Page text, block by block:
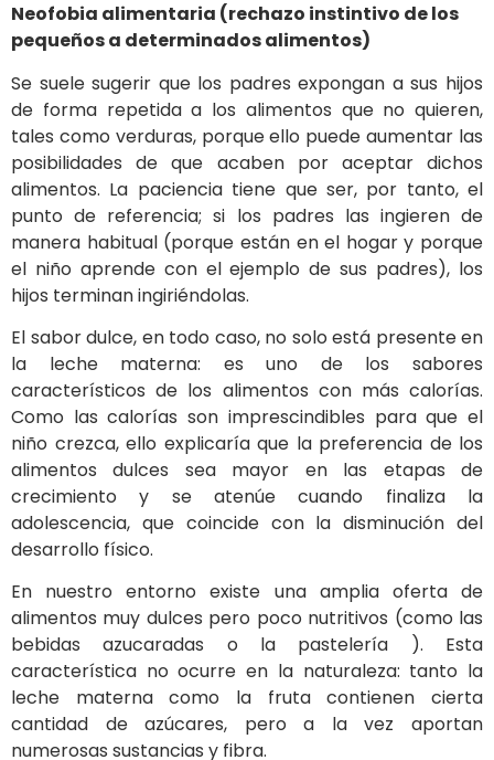
Neofobia alimentaria (rechazo instintivo de los
pequeños a determinados alimentos)
Se suele sugerir que los padres expongan a sus hijos
de forma repetida a los alimentos que no quieren,
tales como verduras, porque ello puede aumentar las
posibilidades de que acaben por aceptar dichos
alimentos. La paciencia tiene que ser, por tanto, el
punto de referencia; si los padres las ingieren de
manera habitual (porque están en el hogar y porque
el niño aprende con el ejemplo de sus padres), los
hijos terminan ingiriéndolas.
El sabor dulce, en todo caso, no solo está presente en
la leche materna: es uno de los sabores
característicos de los alimentos con más calorías.
Como las calorías son imprescindibles para que el
niño crezca, ello explicaría que la preferencia de los
alimentos dulces sea mayor en las etapas de
crecimiento y se atenúe cuando finaliza la
adolescencia, que coincide con la disminución del
desarrollo físico.
En nuestro entorno existe una amplia oferta de
alimentos muy dulces pero poco nutritivos (como las
bebidas azucaradas o la pastelería ). Esta
característica no ocurre en la naturaleza: tanto la
leche materna como la fruta contienen cierta
cantidad de azúcares, pero a la vez aportan
numerosas sustancias y fibra.